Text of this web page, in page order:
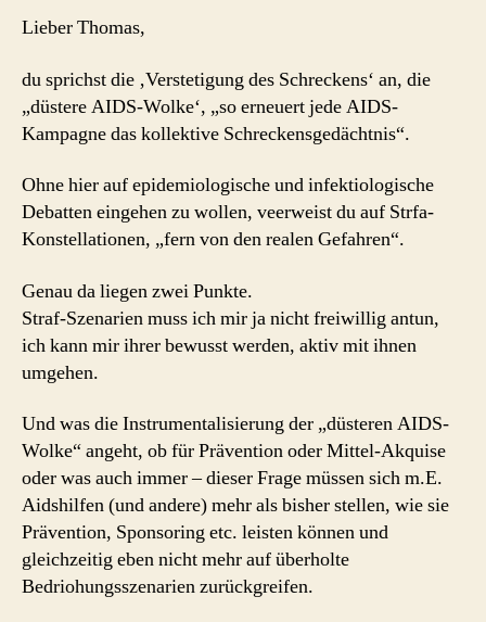
Lieber Thomas,
du sprichst die ‚Verstetigung des Schreckens‘ an, die
„düstere AIDS-Wolke‘, „so erneuert jede AIDS-
Kampagne das kollektive Schreckensgedächtnis“.
Ohne hier auf epidemiologische und infektiologische
Debatten eingehen zu wollen, veerweist du auf Strfa-
Konstellationen, „fern von den realen Gefahren“.
Genau da liegen zwei Punkte.
Straf-Szenarien muss ich mir ja nicht freiwillig antun,
ich kann mir ihrer bewusst werden, aktiv mit ihnen
umgehen.
Und was die Instrumentalisierung der „düsteren AIDS-
Wolke“ angeht, ob für Prävention oder Mittel-Akquise
oder was auch immer – dieser Frage müssen sich m.E.
Aidshilfen (und andere) mehr als bisher stellen, wie sie
Prävention, Sponsoring etc. leisten können und
gleichzeitig eben nicht mehr auf überholte
Bedriohungsszenarien zurückgreifen.